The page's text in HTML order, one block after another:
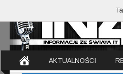
AKTUALNOŚCI